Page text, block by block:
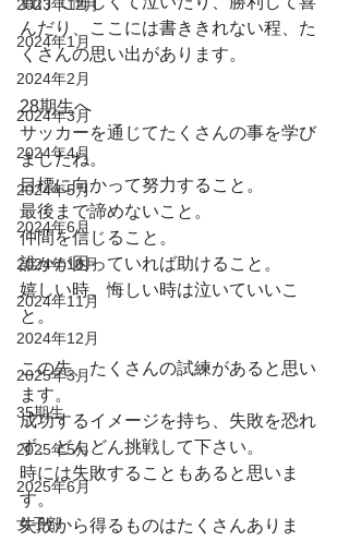
2023年12月
2024年1月
2024年2月
2024年3月
2024年4月
2024年5月
2024年6月
2024年10月
2024年11月
2024年12月
2025年3月
35期生
2025年5月
2025年6月
女子部
んだり、ここには書ききれない程、た
くさんの思い出があります。
28期生へ
サッカーを通じてたくさんの事を学び
ましたね。
目標に向かって努力すること。
最後まで諦めないこと。
仲間を信じること。
誰かが困っていれば助けること。
嬉しい時、悔しい時は泣いていいこ
と。
この先、たくさんの試練があると思い
ます。
成功するイメージを持ち、失敗を恐れ
ず、どんどん挑戦して下さい。
時には失敗することもあると思いま
す。
失敗から得るものはたくさんありま